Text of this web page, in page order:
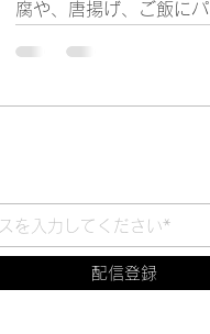
腐や、唐揚げ、ご飯に
必ずハマること間違いな
配信登録